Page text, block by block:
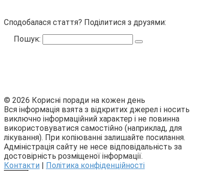
Сподобалася стаття? Поділитися з друзями:
Пошук:
© 2026 Корисні поради на кожен день
Вся інформація взята з відкритих джерел і носить
виключно інформаційний характер і не повинна
використовуватися самостійно (наприклад, для
лікування). При копіюванні залишайте посилання.
Адміністрація сайту не несе відповідальність за
достовірність розміщеної інформації.
Контакти | Політика конфіденційності